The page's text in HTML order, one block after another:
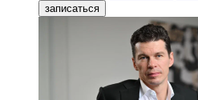
записаться